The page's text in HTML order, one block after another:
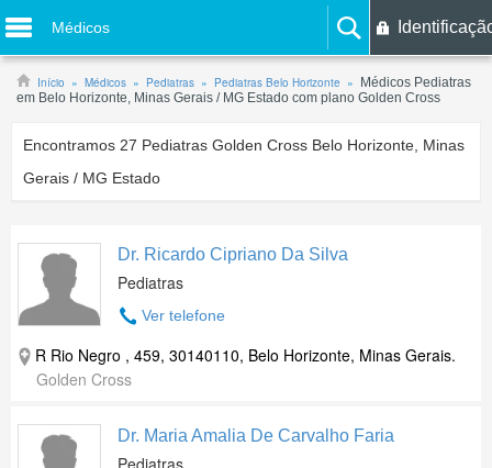
Médicos
Início Médicos Pediatras Pediatras Belo Horizonte
Médicos Pediatras
em Belo Horizonte, Minas Gerais / MG Estado com plano Golden Cross
Encontramos 27 Pediatras Golden Cross Belo Horizonte, Minas
Gerais / MG Estado
Dr. Ricardo Cipriano Da Silva
Pediatras
Ver telefone
R Rio Negro , 459, 30140110, Belo Horizonte, Minas Gerais.
Golden Cross
Dr. Maria Amalia De Carvalho Faria
Pediatras